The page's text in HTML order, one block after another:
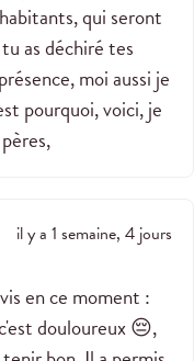
qui seront
as déchiré tes
moi aussi je
pourquoi, voici, je
il y a 1 semaine, 4 jours
en ce moment :
douloureux 😔,